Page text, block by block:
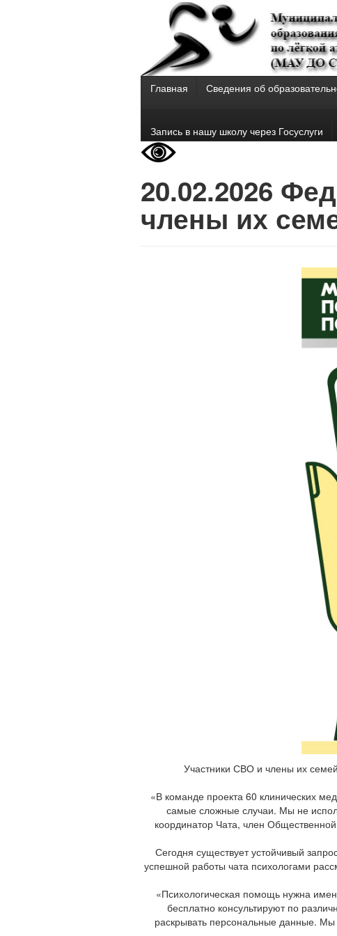
Главная Сведения об
Запись в нашу школу через Госуслуги
20.02.2026
члены их
Участники СВО и члены их
«В команде проекта 60 клинических
самые сложные случаи. Мы не
координатор Чата, член
Сегодня существует устойчивый
успешной работы чата психологами
«Психологическая помощь нужна
бесплатно консультируют по
раскрывать персональные данные.